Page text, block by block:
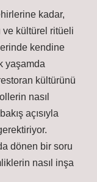
kadar,
ve kültürel ritüeli
kendine
yaşamda
kültürünü
nasıl
açısıyla
dönen bir soru
nasıl inşa